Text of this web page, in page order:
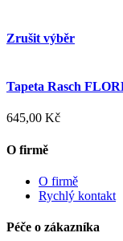
Zrušit výběr
Tapeta Rasch
645,00 Kč
O firmě
O firmě
Rychlý kontakt
Péče o zákazníka